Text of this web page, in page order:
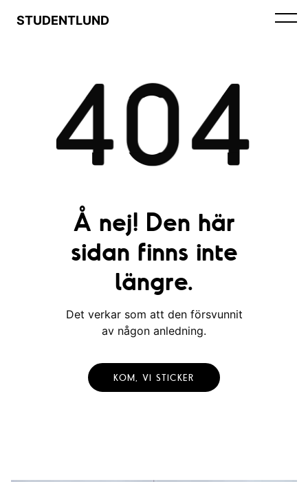
STUDENTLUND
404
Å nej! Den här
sidan finns inte
längre.
Det verkar som att den försvunnit
av någon anledning.
KOM, VI STICKER